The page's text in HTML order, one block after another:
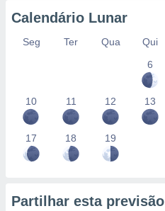
Calendário Lunar
Seg Ter Qua Qui
6
10 11 12 13
17 18 19
Partilhar esta previsão